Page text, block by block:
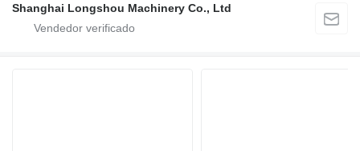
Shanghai Longshou Machinery Co., Ltd